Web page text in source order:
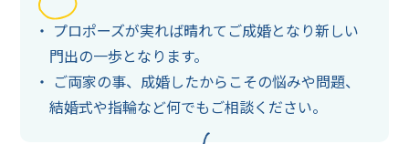
プロポーズが実れば晴れてご成婚となり新しい
門出の一歩となります。
ご両家の事、成婚したからこその悩みや問題、
結婚式や指輪など何でもご相談ください。